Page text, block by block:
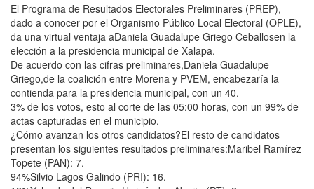
El Programa de Resultados Electorales Preliminares (PREP),
dado a conocer por el Organismo Público Local Electoral (OPLE),
da una virtual ventaja aDaniela Guadalupe Griego Ceballosen la
elección a la presidencia municipal de Xalapa.
De acuerdo con las cifras preliminares,Daniela Guadalupe
Griego,de la coalición entre Morena y PVEM, encabezaría la
contienda para la presidencia municipal, con un 40.
3% de los votos, esto al corte de las 05:00 horas, con un 99% de
actas capturadas en el municipio.
¿Cómo avanzan los otros candidatos?El resto de candidatos
presentan los siguientes resultados preliminares:Maribel Ramírez
Topete (PAN): 7.
94%Silvio Lagos Galindo (PRI): 16.